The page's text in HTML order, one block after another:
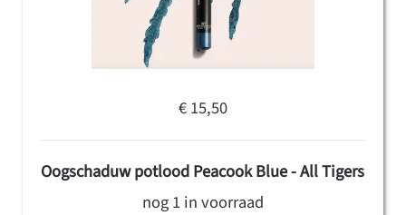
€ 15,50
Oogschaduw potlood Peacook Blue - All Tigers
nog 1 in voorraad